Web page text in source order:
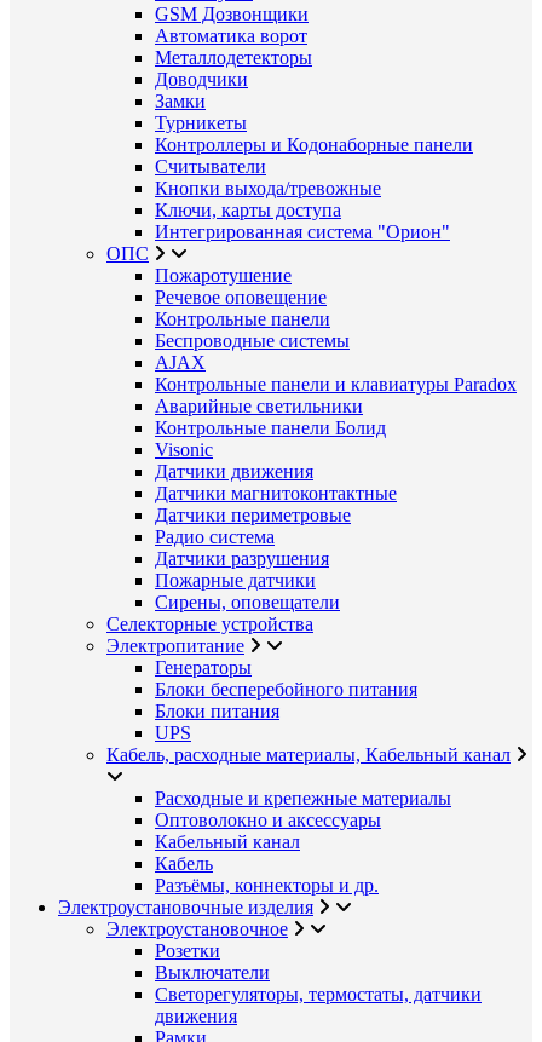
GSM Дозвонщики
Автоматика ворот
Металлодетекторы
Доводчики
Замки
Турникеты
Контроллеры и Кодонаборные панели
Считыватели
Кнопки выхода/тревожные
Ключи, карты доступа
Интегрированная система "Орион"
ОПС
Пожаротушение
Речевое оповещение
Контрольные панели
Беспроводные системы
AJAX
Контрольные панели и клавиатуры Paradox
Аварийные светильники
Контрольные панели Болид
Visonic
Датчики движения
Датчики магнитоконтактные
Датчики периметровые
Радио система
Датчики разрушения
Пожарные датчики
Сирены, оповещатели
Селекторные устройства
Электропитание
Генераторы
Блоки бесперебойного питания
Блоки питания
UPS
Кабель, расходные материалы, Кабельный канал
Расходные и крепежные материалы
Оптоволокно и аксессуары
Кабельный канал
Кабель
Разъёмы, коннекторы и др.
Электроустановочные изделия
Электроустановочное
Розетки
Выключатели
Светорегуляторы, термостаты, датчики
движения
Рамки